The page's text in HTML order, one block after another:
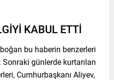
KABUL ETTİ
bu haberin benzerleri
günlerde kurtarılan
Cumhurbaşkanı Aliyev,